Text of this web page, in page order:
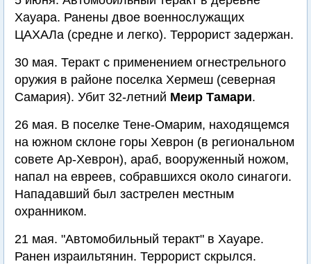
Хауара. Ранены двое военнослужащих
ЦАХАЛа (средне и легко). Террорист задержан.
30 мая. Теракт с применением огнестрельного
оружия в районе поселка Хермеш (северная
Самария). Убит 32-летний Меир Тамари.
26 мая. В поселке Тене-Омарим, находящемся
на южном склоне горы Хеврон (в региональном
совете Ар-Хеврон), араб, вооруженный ножом,
напал на евреев, собравшихся около синагоги.
Нападавший был застрелен местным
охранником.
21 мая. "Автомобильный теракт" в Хауаре.
Ранен израильтянин. Террорист скрылся.